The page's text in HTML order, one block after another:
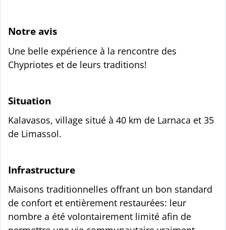
Notre avis
Une belle expérience à la rencontre des
Chypriotes et de leurs traditions!
Situation
Kalavasos, village situé à 40 km de Larnaca et 35
de Limassol.
Infrastructure
Maisons traditionnelles offrant un bon standard
de confort et entièrement restaurées: leur
nombre a été volontairement limité afin de